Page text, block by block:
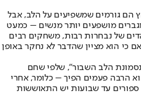
הם גורמים שמשפיעים על הלב, אבל
מושפעים יותר מנשים – כמעט
של נבחרות רבות, משחקים רבים
כי הוא מציין שהדבר לא נחקר באופן
הלב השבור", שלפי שחם
הרבה פעמים הפיך – כלומר, אחרי
ספורים עד שבועות יש התאוששות